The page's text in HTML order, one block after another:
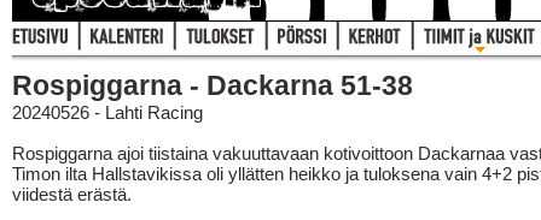
Rospiggarna - Dackarna 51-38
20240526 - Lahti Racing
Rospiggarna ajoi tiistaina vakuuttavaan kotivoittoon Dackarnaa
Timon ilta Hallstavikissa oli yllätten heikko ja tuloksena vain 4+2
viidestä erästä.